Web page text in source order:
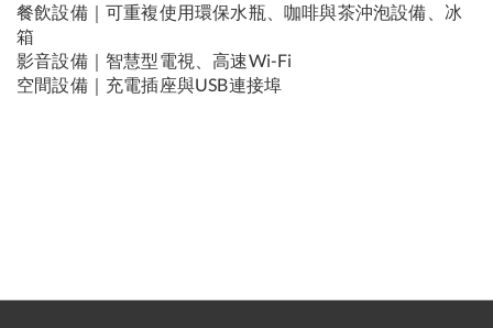
餐飲設備｜可重複使用環保水瓶、咖啡與茶沖泡設備、冰
箱
影音設備｜智慧型電視、高速Wi-Fi
空間設備｜充電插座與USB連接埠